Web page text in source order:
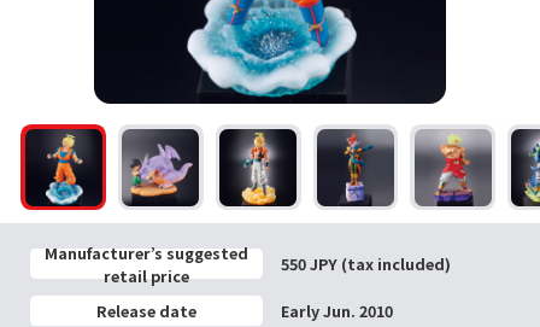
Manufacturer’s suggested
retail price
550 JPY (tax included)
Release date Early Jun. 2010